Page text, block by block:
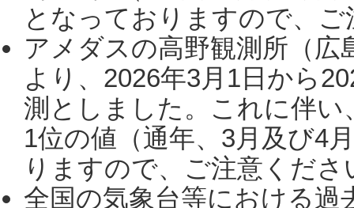
となっておりますので、
アメダスの高野観測所（
より、2026年3月1日から
測としました。これに伴い
1位の値（通年、3月及び4
りますので、ご注意くだ
全国の気象台等における過